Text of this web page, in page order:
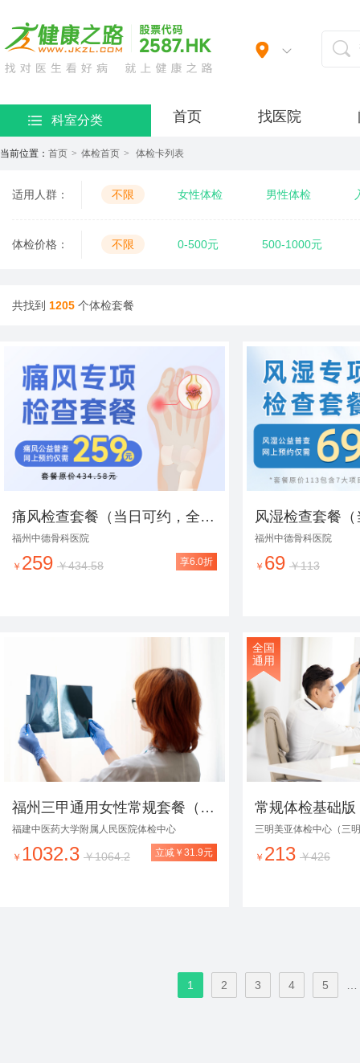
科室分类 首页 找医院
当前位置： 首页 > 体检首页 > 体检卡列表
适用人群： 不限 女性体检 男性体检
婚前体检 妇科检查 定制服务
民营基础套餐
体检价格： 不限 0-500元 500-1000元
共找到 1205 个体检套餐
痛风检查套餐（当日可约，全年无休，极速出报告）
福州中德骨科医院
享6.0折
￥ 259 ￥434.58
福州中德骨科医院
￥ 69 ￥113
福州三甲通用女性常规套餐（周末可约）
福建中医药大学附属人民医院体检中心
立减￥31.9元
￥ 1032.3 ￥1064.2
全国
通用
常规体检基础
三明美亚体检中心（三
￥ 213 ￥426
1 2 3 4 5 …